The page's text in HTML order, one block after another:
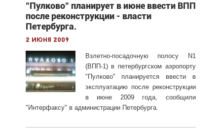
"Пулково" планирует в июне ввести ВПП
после реконструкции - власти
Петербурга.
2 июня 2009
Взлетно-посадочную полосу N1
(ВПП-1) в петербургском аэропорту
"Пулково" планируется ввести в
эксплуатацию после реконструкции
в июне 2009 года, сообщили
"Интерфаксу" в администрации Петербурга.